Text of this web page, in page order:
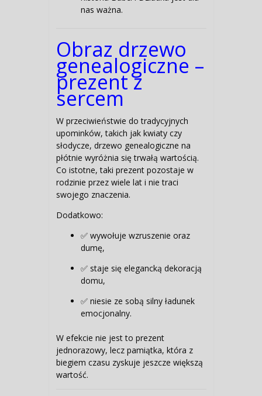
nas ważna.
Obraz drzewo
genealogiczne –
prezent z
sercem
W przeciwieństwie do tradycyjnych
upominków, takich jak kwiaty czy
słodycze, drzewo genealogiczne na
płótnie wyróżnia się trwałą wartością.
Co istotne, taki prezent pozostaje w
rodzinie przez wiele lat i nie traci
swojego znaczenia.
Dodatkowo:
✅ wywołuje wzruszenie oraz
dumę,
✅ staje się elegancką dekoracją
domu,
✅ niesie ze sobą silny ładunek
emocjonalny.
W efekcie nie jest to prezent
jednorazowy, lecz pamiątka, która z
biegiem czasu zyskuje jeszcze większą
wartość.